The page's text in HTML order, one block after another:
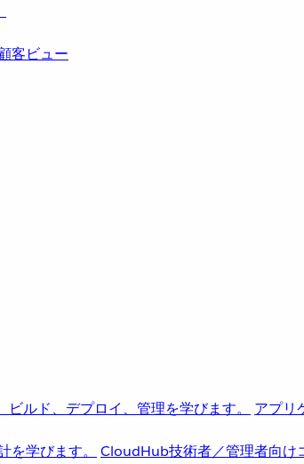
客ビュー
ルド、デプロイ、管理を学びます。 アプリ
学びます。 CloudHub技術者／管理者向け